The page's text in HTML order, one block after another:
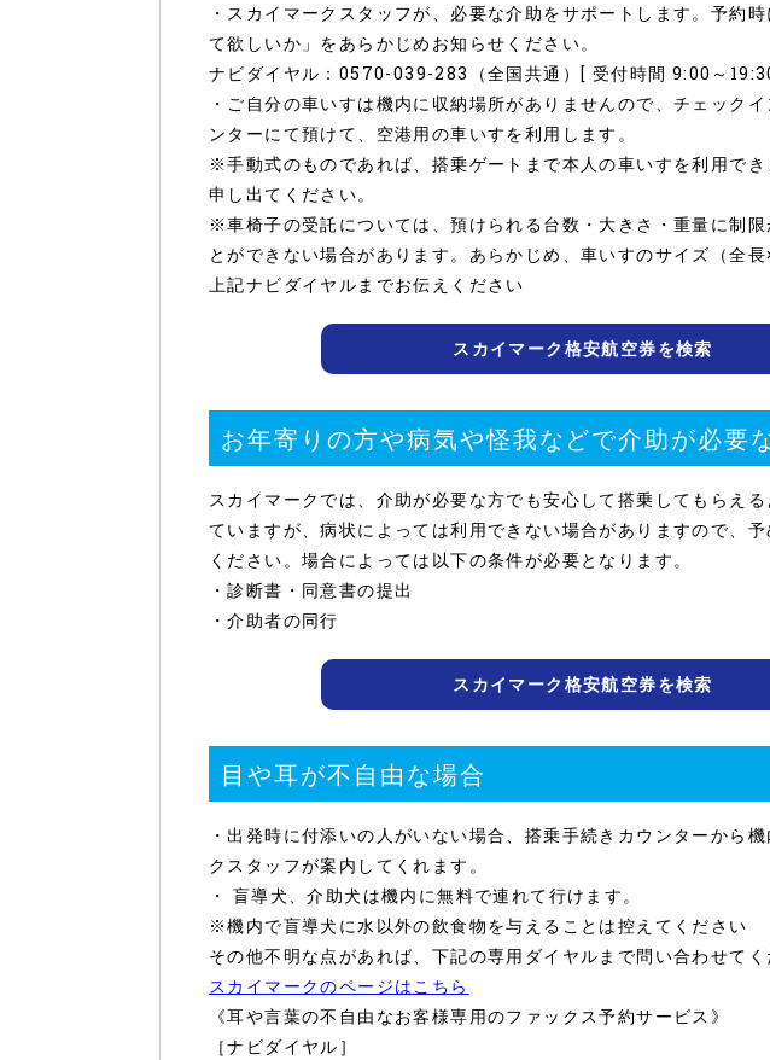
・スカイマークスタッフが、必要な介助をサポートします。予約
て欲しいか」をあらかじめお知らせください。
ナビダイヤル：0570-039-283（全国共通）[ 受付時間 9:00～
・ご自分の車いすは機内に収納場所がありませんので、チェック
ンターにて預けて、空港用の車いすを利用します。
※手動式のものであれば、搭乗ゲートまで本人の車いすを利用で
申し出てください。
※車椅子の受託については、預けられる台数・大きさ・重量に制限
とができない場合があります。あらかじめ、車いすのサイズ（全
上記ナビダイヤルまでお伝えください
スカイマーク格安航空券を検索
お年寄りの方や病気や怪我などで介助が必要
スカイマークでは、介助が必要な方でも安心して搭乗してもらえ
ていますが、病状によっては利用できない場合がありますので、
ください。場合によっては以下の条件が必要となります。
・診断書・同意書の提出
・介助者の同行
スカイマーク格安航空券を検索
目や耳が不自由な場合
・出発時に付添いの人がいない場合、搭乗手続きカウンターから
クスタッフが案内してくれます。
・ 盲導犬、介助犬は機内に無料で連れて行けます。
※機内で盲導犬に水以外の飲食物を与えることは控えてください
その他不明な点があれば、下記の専用ダイヤルまで問い合わせてく
スカイマークのページはこちら
《耳や言葉の不自由なお客様専用のファックス予約サービス》
［ナビダイヤル］